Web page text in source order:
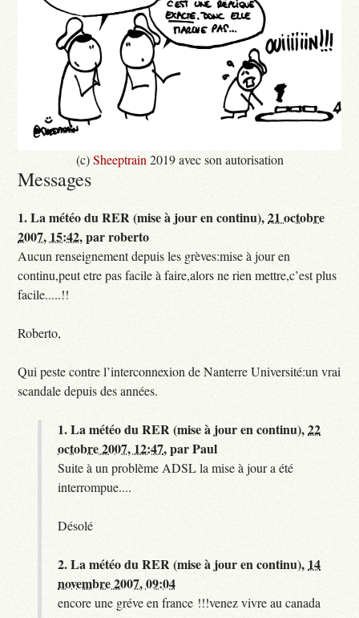
(c)Sheeptrain 2019 avec son autorisation
Messages
1.La météo du RER (mise à jour en continu),21 octobre
2007, 15:42,parroberto
Aucun renseignement depuis les grèves:mise à jour en
continu,peut etre pas facile à faire,alors ne rien mettre,c’est plus
facile.....!!
Roberto,
Qui peste contre l’interconnexion de Nanterre Université:un vrai
scandale depuis des années.
1.La météo du RER (mise à jour en continu),22
octobre 2007, 12:47,parPaul
Suite à un problème ADSL la mise à jour a été
interrompue....
Désolé
2.La météo du RER (mise à jour en continu), 14
novembre 2007, 09:04
encore une gréve en france !!!venez vivre au canada